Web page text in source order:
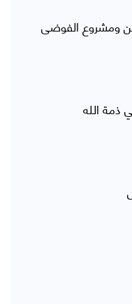
ومشروع الفوضى
ذمة الله